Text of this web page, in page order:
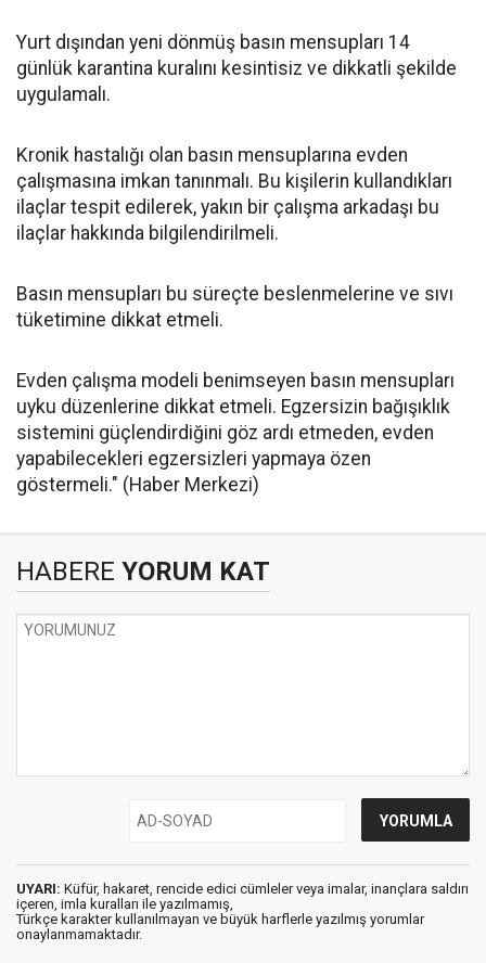
Yurt dışından yeni dönmüş basın mensupları 14
günlük karantina kuralını kesintisiz ve dikkatli şekilde
uygulamalı.
Kronik hastalığı olan basın mensuplarına evden
çalışmasına imkan tanınmalı. Bu kişilerin kullandıkları
ilaçlar tespit edilerek, yakın bir çalışma arkadaşı bu
ilaçlar hakkında bilgilendirilmeli.
Basın mensupları bu süreçte beslenmelerine ve sıvı
tüketimine dikkat etmeli.
Evden çalışma modeli benimseyen basın mensupları
uyku düzenlerine dikkat etmeli. Egzersizin bağışıklık
sistemini güçlendirdiğini göz ardı etmeden, evden
yapabilecekleri egzersizleri yapmaya özen
göstermeli." (Haber Merkezi)
HABERE YORUM KAT
UYARI: Küfür, hakaret, rencide edici cümleler veya imalar, inançlara saldırı
içeren, imla kuralları ile yazılmamış,
Türkçe karakter kullanılmayan ve büyük harflerle yazılmış yorumlar
onaylanmamaktadır.